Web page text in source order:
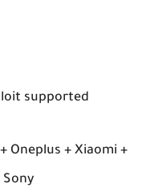
supported
Oneplus + Xiaomi +
Sony